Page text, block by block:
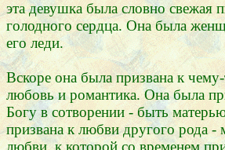
эта девушка была словно свежая
голодного сердца. Она была
его леди.
Вскоре она была призвана к
любовь и романтика. Она была
Богу в сотворении - быть
призвана к любви другого рода -
любви, к которой со временем